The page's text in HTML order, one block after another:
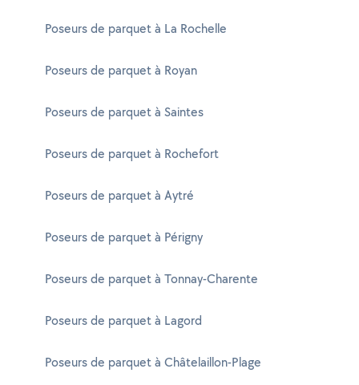
Poseurs de parquet à La Rochelle
Poseurs de parquet à Royan
Poseurs de parquet à Saintes
Poseurs de parquet à Rochefort
Poseurs de parquet à Aytré
Poseurs de parquet à Périgny
Poseurs de parquet à Tonnay-Charente
Poseurs de parquet à Lagord
Poseurs de parquet à Châtelaillon-Plage